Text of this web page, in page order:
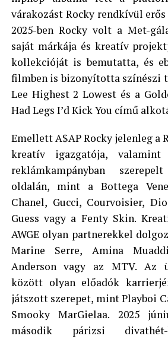
várakozást Rocky rendkívül
2025-ben Rocky volt a Met-
saját márkája és kreatív
kollekcióját is bemutatta, és
filmben is bizonyította színészi
Lee Highest 2 Lowest és a
Had Legs I’d Kick You című
Emellett A$AP Rocky jelenleg a
kreatív igazgatója,
reklámkampányban
oldalán, mint a Bottega
Chanel, Gucci, Courvoisier,
Guess vagy a Fenty Skin.
AWGE olyan partnerekkel
Marine Serre, Amina
Anderson vagy az MTV. Az
között olyan előadók
játszott szerepet, mint Playboi
Smooky MarGielaa. 2025
második párizsi